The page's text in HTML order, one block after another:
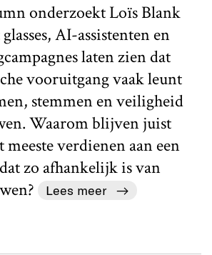
onderzoekt Loïs Blank
AI-assistenten en
laten zien dat
vooruitgang vaak leunt
stemmen en veiligheid
Waarom blijven juist
meeste verdienen aan een
zo afhankelijk is van
Lees meer